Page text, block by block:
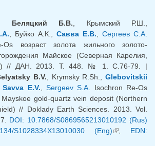
Беляцкий Б.В. , Крымский Р.Ш.,
, Буйко А.К., Савва Е.В.
Сергеев С.А.
Os возраст золота жильного золото-
Майское (Северная Карелия,
// ДАН. 2013. Т. 448. № 1. С.76-79. |
B.V. , Krymsky R.Sh.,Glebovitskii
Savva E.V. Sergeev S.A.
Isochron Re-Os
gold-quartz vein deposit (Northern
// Doklady Earth Sciences. 2013. Vol.
DOI: 10.7868/S0869565213010192 (Rus)
S1028334X13010030 (Eng)(внешняя
EDN:
ссылка)